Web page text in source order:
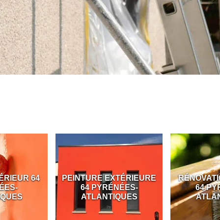
64
PEINTURE EXTÉRIEURE
64 PYRÉNÉES-
ATLANTIQUES
64